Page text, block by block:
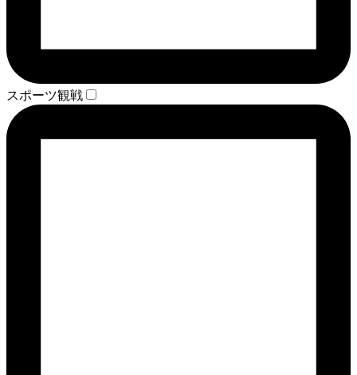
スポーツ観戦